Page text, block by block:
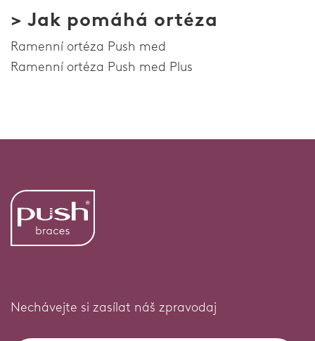
Home
> Jak pomáhá ortéza
Ramenní ortéza Push med
Ramenní ortéza Push med Plus
Nechávejte si zasílat náš zpravodaj